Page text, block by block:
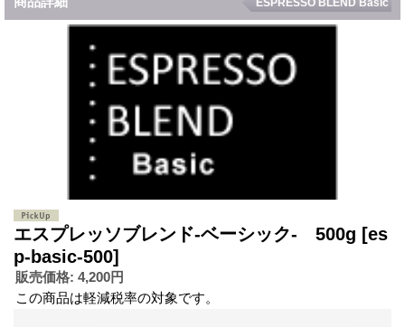
エスプレッソブレンド-ベーシック- 500g [es
p-basic-500]
販売価格: 4,200円
この商品は軽減税率の対象です。